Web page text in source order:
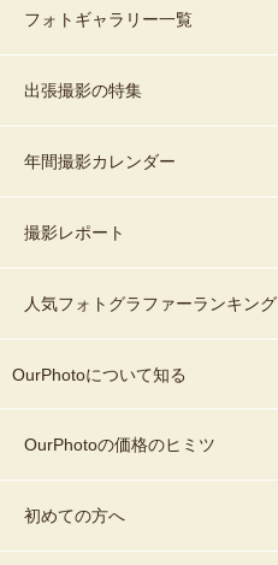
フォトギャラリー一覧
出張撮影の特集
年間撮影カレンダー
撮影レポート
人気フォトグラファーランキング
OurPhotoについて知る
OurPhotoの価格のヒミツ
初めての方へ